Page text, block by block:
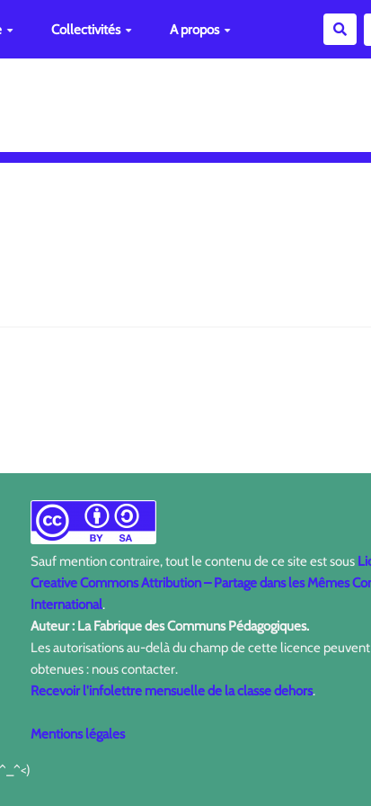
Collectivités A propos
Sauf mention contraire, tout le contenu de ce site est sous
Creative Commons Attribution – Partage dans les Mêmes
International.
Auteur : La Fabrique des Communs Pédagogiques.
Les autorisations au-delà du champ de cette licence
obtenues : nous contacter.
Recevoir l'infolettre mensuelle de la classe dehors.
Mentions légales